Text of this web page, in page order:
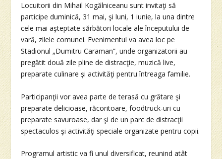
Locuitorii din Mihail Kogălniceanu sunt invitaţi să
participe duminică, 31 mai, şi luni, 1 iunie, la una dintre
cele mai aşteptate sărbători locale ale începutului de
vară, zilele comunei. Evenimentul va avea loc pe
Stadionul „Dumitru Caraman”, unde organizatorii au
pregătit două zile pline de distracţie, muzică live,
preparate culinare şi activităţi pentru întreaga familie.
Participanţii vor avea parte de terasă cu grătare şi
preparate delicioase, răcoritoare, foodtruck-uri cu
preparate savuroase, dar şi de un parc de distracţii
spectaculos şi activităţi speciale organizate pentru copii.
Programul artistic va fi unul diversificat, reunind atât